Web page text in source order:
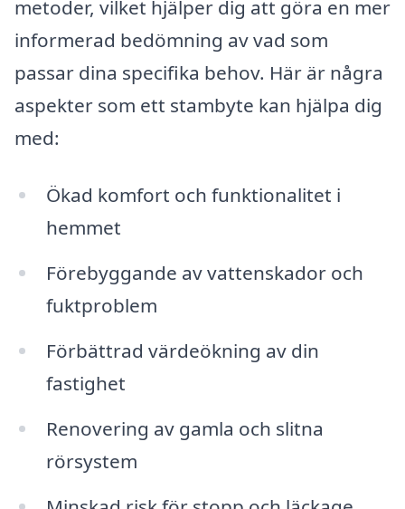
metoder, vilket hjälper dig att göra en mer
informerad bedömning av vad som
passar dina specifika behov. Här är några
aspekter som ett stambyte kan hjälpa dig
med:
Ökad komfort och funktionalitet i
hemmet
Förebyggande av vattenskador och
fuktproblem
Förbättrad värdeökning av din
fastighet
Renovering av gamla och slitna
rörsystem